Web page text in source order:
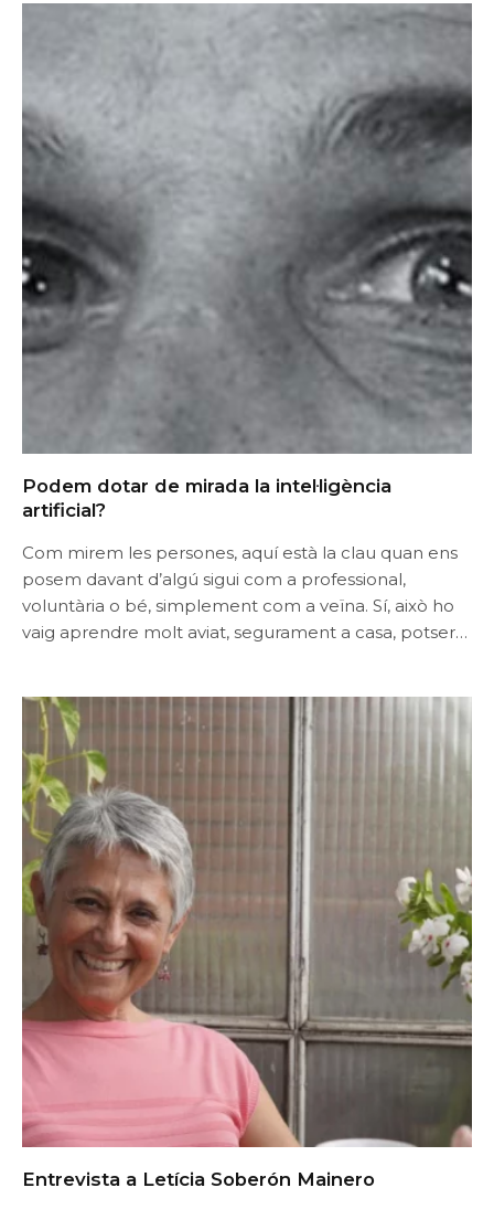
Podem dotar de mirada la intel·ligència
artificial?
Com mirem les persones, aquí està la clau quan ens
posem davant d’algú sigui com a professional,
voluntària o bé, simplement com a veïna. Sí, això ho
vaig aprendre molt aviat, segurament a casa, potser
Entrevista a Letícia Soberón Mainero